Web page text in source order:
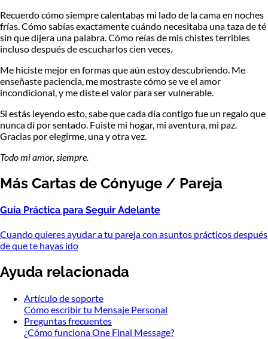
Recuerdo cómo siempre calentabas mi lado de la cama en noches
frías. Cómo sabías exactamente cuándo necesitaba una taza de té
sin que dijera una palabra. Cómo reías de mis chistes terribles
incluso después de escucharlos cien veces.
Me hiciste mejor en formas que aún estoy descubriendo. Me
enseñaste paciencia, me mostraste cómo se ve el amor
incondicional, y me diste el valor para ser vulnerable.
Si estás leyendo esto, sabe quecada día contigo fue un regalo que
nunca di por sentado. Fuiste mi hogar, mi aventura, mi paz.
Gracias por elegirme, una y otra vez.
Todo mi amor, siempre.
Más Cartas de Cónyuge / Pareja
Guía Práctica para Seguir Adelante
Cuando quieres ayudar a tu pareja con asuntos prácticos después
de que te hayas ido
Ayuda relacionada
Artículo de soporte
Cómo escribir tu Mensaje Personal
Preguntas frecuentes
¿Cómo funciona One Final Message?